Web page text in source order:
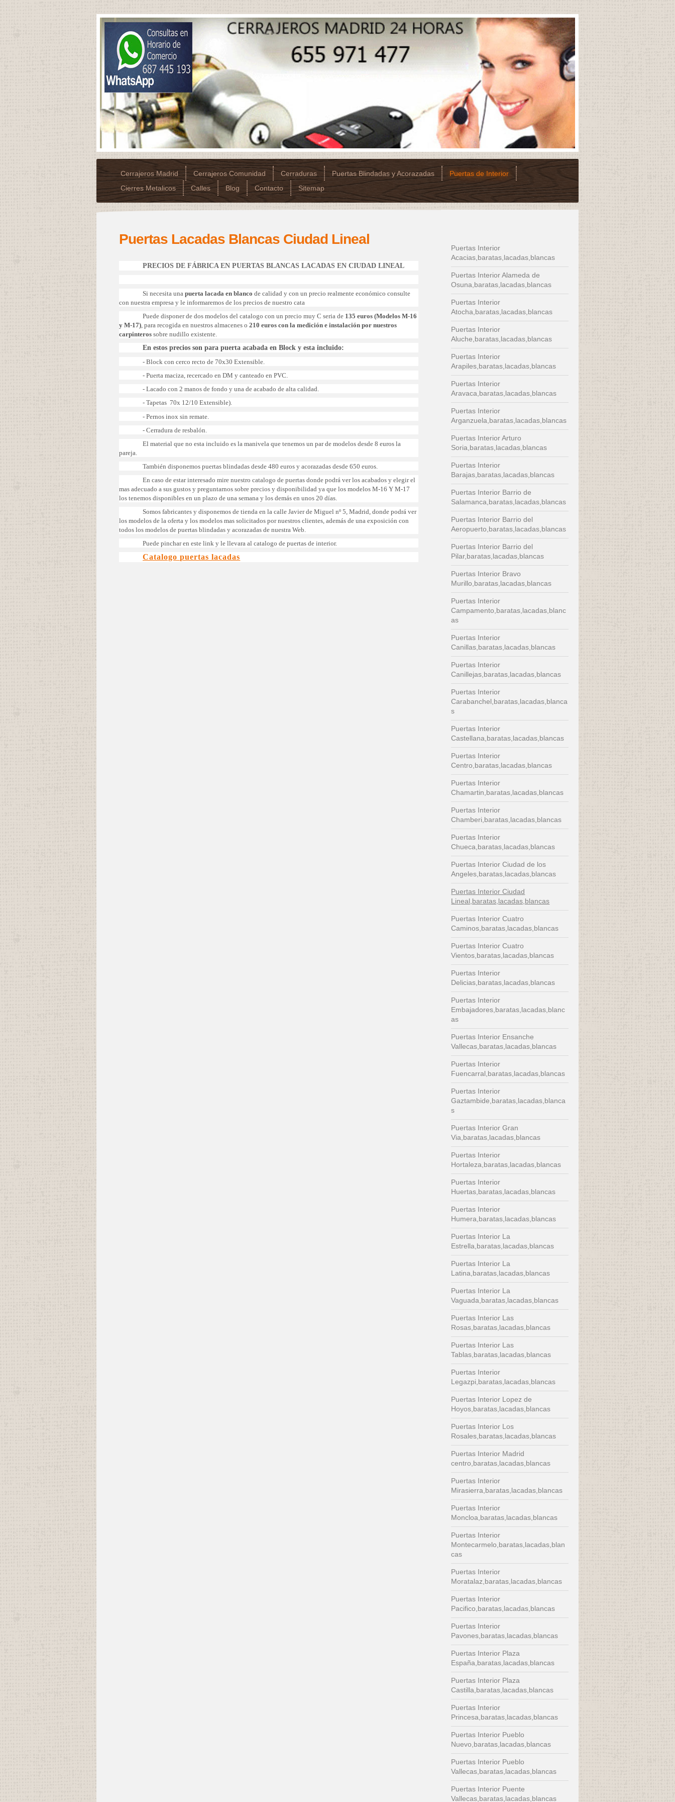
Cerrajeros Madrid Cerrajeros Comunidad Cerraduras Puertas Blindadas y Acorazadas
Puertas de Interior
Cierres Metalicos
Calles Blog Contacto Sitemap
Puertas Lacadas Blancas Ciudad Lineal
PRECIOS DE FÁBRICA EN PUERTAS BLANCAS LACADAS EN CIUDAD LINEAL
Si necesita unapuerta lacada en blanco de calidad y con un precio realmente económico consulte
con nuestra empresa y le informaremos de los precios de nuestro cata
Puede disponer de dos modelos del catalogo con un precio muy C seria de 135 euros (Modelos M-16
y M-17), para recogida en nuestros almacenes o 210 euros con la medición e instalación por nuestros
carpinteros sobre nudillo existente.
En estos precios son para puerta acabada en Block y esta incluido:
- Block con cerco recto de 70x30 Extensible.
- Puerta maciza, recercado en DM y canteado en PVC.
- Lacado con 2 manos de fondo y una de acabado de alta calidad.
- Tapetas 70x 12/10 Extensible).
- Pernos inox sin remate.
- Cerradura de resbalón.
El material que no esta incluido es la manivela que tenemos un par de modelos desde 8 euros la
pareja.
También disponemos puertas blindadas desde 480 euros y acorazadas desde 650 euros.
En caso de estar interesado mire nuestro catalogo de puertas donde podrá ver los acabados y elegir el
mas adecuado a sus gustos y preguntarnos sobre precios y disponibilidad ya que los modelos M-16 Y M-17
los tenemos disponibles en un plazo de una semana y los demás en unos 20 días.
Somos fabricantes y disponemos de tienda en la calle Javier de Miguel nº 5, Madrid, donde podrá ver
los modelos de la oferta y los modelos mas solicitados por nuestros clientes, además de una exposición con
todos los modelos de puertas blindadas y acorazadas de nuestra Web.
Puede pinchar en este link y le llevara al catalogo de puertas de interior.
Catalogo puertas lacadas
Puertas Interior
Acacias,baratas,lacadas,blancas
Puertas Interior Alameda de
Osuna,baratas,lacadas,blancas
Puertas Interior
Atocha,baratas,lacadas,blancas
Puertas Interior
Aluche,baratas,lacadas,blancas
Puertas Interior
Arapiles,baratas,lacadas,blancas
Puertas Interior
Aravaca,baratas,lacadas,blancas
Puertas Interior
Arganzuela,baratas,lacadas,blancas
Puertas Interior Arturo
Soria,baratas,lacadas,blancas
Puertas Interior
Barajas,baratas,lacadas,blancas
Puertas Interior Barrio de
Salamanca,baratas,lacadas,blancas
Puertas Interior Barrio del
Aeropuerto,baratas,lacadas,blancas
Puertas Interior Barrio del
Pilar,baratas,lacadas,blancas
Puertas Interior Bravo
Murillo,baratas,lacadas,blancas
Puertas Interior
Campamento,baratas,lacadas,blanc
as
Puertas Interior
Canillas,baratas,lacadas,blancas
Puertas Interior
Canillejas,baratas,lacadas,blancas
Puertas Interior
Carabanchel,baratas,lacadas,blanca
s
Puertas Interior
Castellana,baratas,lacadas,blancas
Puertas Interior
Centro,baratas,lacadas,blancas
Puertas Interior
Chamartin,baratas,lacadas,blancas
Puertas Interior
Chamberi,baratas,lacadas,blancas
Puertas Interior
Chueca,baratas,lacadas,blancas
Puertas Interior Ciudad de los
Angeles,baratas,lacadas,blancas
Puertas Interior Ciudad
Lineal,baratas,lacadas,blancas
Puertas Interior Cuatro
Caminos,baratas,lacadas,blancas
Puertas Interior Cuatro
Vientos,baratas,lacadas,blancas
Puertas Interior
Delicias,baratas,lacadas,blancas
Puertas Interior
Embajadores,baratas,lacadas,blanc
as
Puertas Interior Ensanche
Vallecas,baratas,lacadas,blancas
Puertas Interior
Fuencarral,baratas,lacadas,blancas
Puertas Interior
Gaztambide,baratas,lacadas,blanca
s
Puertas Interior Gran
Via,baratas,lacadas,blancas
Puertas Interior
Hortaleza,baratas,lacadas,blancas
Puertas Interior
Huertas,baratas,lacadas,blancas
Puertas Interior
Humera,baratas,lacadas,blancas
Puertas Interior La
Estrella,baratas,lacadas,blancas
Puertas Interior La
Latina,baratas,lacadas,blancas
Puertas Interior La
Vaguada,baratas,lacadas,blancas
Puertas Interior Las
Rosas,baratas,lacadas,blancas
Puertas Interior Las
Tablas,baratas,lacadas,blancas
Puertas Interior
Legazpi,baratas,lacadas,blancas
Puertas Interior Lopez de
Hoyos,baratas,lacadas,blancas
Puertas Interior Los
Rosales,baratas,lacadas,blancas
Puertas Interior Madrid
centro,baratas,lacadas,blancas
Puertas Interior
Mirasierra,baratas,lacadas,blancas
Puertas Interior
Moncloa,baratas,lacadas,blancas
Puertas Interior
Montecarmelo,baratas,lacadas,blan
cas
Puertas Interior
Moratalaz,baratas,lacadas,blancas
Puertas Interior
Pacifico,baratas,lacadas,blancas
Puertas Interior
Pavones,baratas,lacadas,blancas
Puertas Interior Plaza
España,baratas,lacadas,blancas
Puertas Interior Plaza
Castilla,baratas,lacadas,blancas
Puertas Interior
Princesa,baratas,lacadas,blancas
Puertas Interior Pueblo
Nuevo,baratas,lacadas,blancas
Puertas Interior Pueblo
Vallecas,baratas,lacadas,blancas
Puertas Interior Puente
Vallecas,baratas,lacadas,blancas